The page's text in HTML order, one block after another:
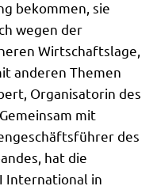
bekommen, sie
wegen der
Wirtschaftslage,
anderen Themen
Organisatorin des
mit
des
hat die
International in